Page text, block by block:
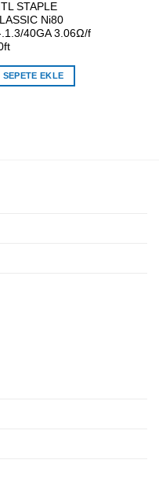
STAPLE
Ni80
40GA 3.06Ω/f
SEPETE EKLE